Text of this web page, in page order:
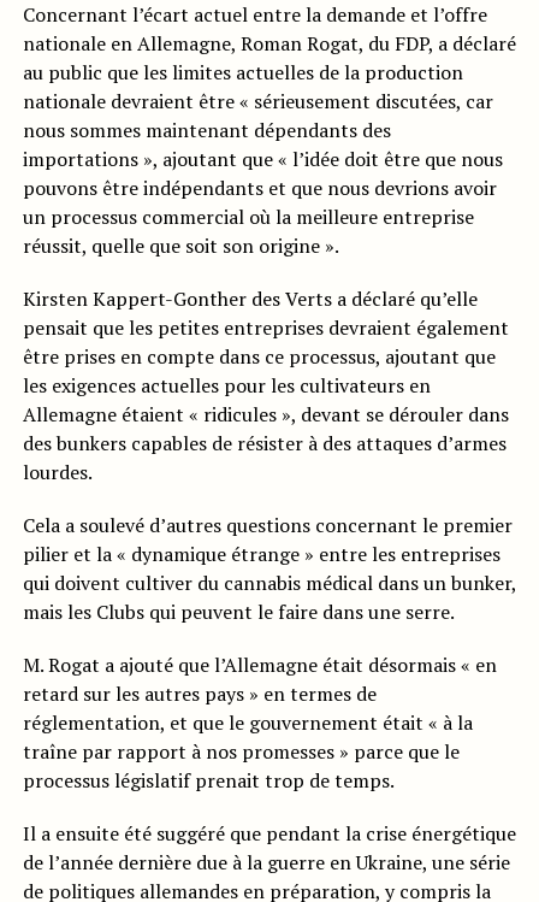
Concernant l’écart actuel entre la demande et l’offre
nationale en Allemagne, Roman Rogat, du FDP, a déclaré
au public que les limites actuelles de la production
nationale devraient être « sérieusement discutées, car
nous sommes maintenant dépendants des
importations », ajoutant que « l’idée doit être que nous
pouvons être indépendants et que nous devrions avoir
un processus commercial où la meilleure entreprise
réussit, quelle que soit son origine ».
Kirsten Kappert-Gonther des Verts a déclaré qu’elle
pensait que les petites entreprises devraient également
être prises en compte dans ce processus, ajoutant que
les exigences actuelles pour les cultivateurs en
Allemagne étaient « ridicules », devant se dérouler dans
des bunkers capables de résister à des attaques d’armes
lourdes.
Cela a soulevé d’autres questions concernant le premier
pilier et la « dynamique étrange » entre les entreprises
qui doivent cultiver du cannabis médical dans un bunker,
mais les Clubs qui peuvent le faire dans une serre.
M. Rogat a ajouté que l’Allemagne était désormais « en
retard sur les autres pays » en termes de
réglementation, et que le gouvernement était « à la
traîne par rapport à nos promesses » parce que le
processus législatif prenait trop de temps.
Il a ensuite été suggéré que pendant la crise énergétique
de l’année dernière due à la guerre en Ukraine, une série
de politiques allemandes en préparation, y compris la